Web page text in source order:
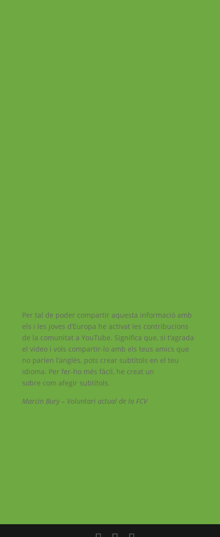
Per tal de poder compartir aquesta informació amb
els i les joves d’Europa he activat les contribucions
de la comunitat a YouTube. Significa que, si t’agrada
el vídeo i vols compartir-lo amb els teus amics que
no parlen l’anglès, pots crear subtítols en el teu
idioma. Per fer-ho més fàcil, he creat un
sobre com afegir subtítols.
Marcin Bury – Voluntari actual de la FCV